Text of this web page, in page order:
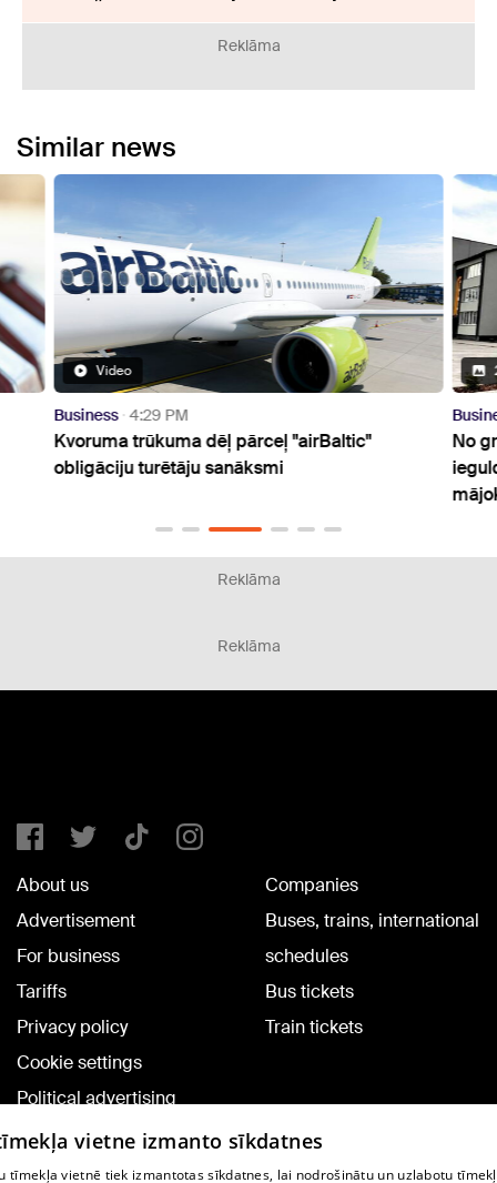
Reklāma
Similar news
Video
Business 4:29 PM
Kvoruma trūkuma dēļ pārceļ "airBaltic"
obligāciju turētāju sanāksmi
No
Reklāma
Reklāma
About us
Advertisement
For business
Tariffs
Privacy policy
Cookie settings
Political advertising
Cookie policy
Commenting terms
Companies
Buses, trains, international
schedules
Bus tickets
Train tickets
vietne izmanto sīkdatnes
tīmekļa vietnē tiek izmantotas sīkdatnes, lai nodrošinātu un uzlabotu